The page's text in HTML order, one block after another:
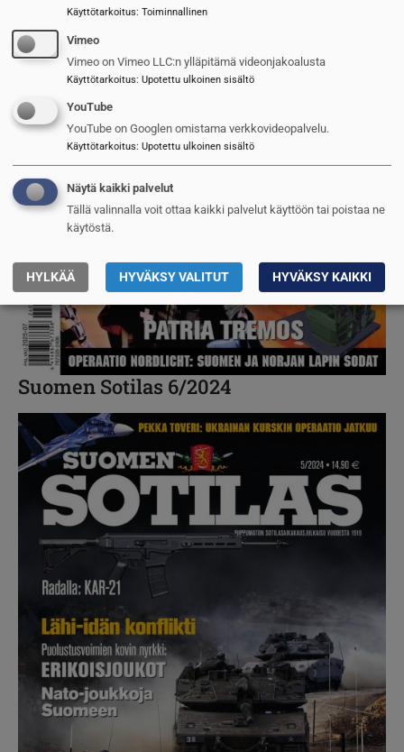
Suomen Sotilas 6/2024
Käyttötarkoitus: Toiminnallinen
Vimeo
Vimeo on Vimeo LLC:n ylläpitämä videonjakoalusta
Käyttötarkoitus: Upotettu ulkoinen sisältö
YouTube
YouTube on Googlen omistama verkkovideopalvelu.
Käyttötarkoitus: Upotettu ulkoinen sisältö
Näytä kaikki palvelut
Tällä valinnalla voit ottaa kaikki palvelut käyttöön tai poistaa ne
käytöstä.
HYLKÄÄ HYVÄKSY VALITUT HYVÄKSY KAIKKI